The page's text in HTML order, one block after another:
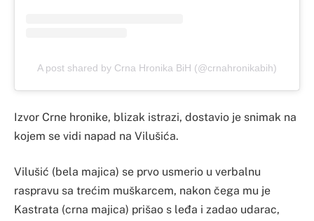
A post shared by Crna Hronika BiH (@crnahronikabih)
Izvor Crne hronike, blizak istrazi, dostavio je snimak na
kojem se vidi napad na Vilušića.
Vilušić (bela majica) se prvo usmerio u verbalnu
raspravu sa trećim muškarcem, nakon čega mu je
Kastrata (crna majica) prišao s leđa i zadao udarac,